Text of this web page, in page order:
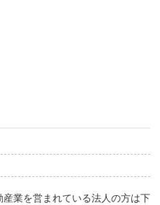
業を営まれている法人の方は下